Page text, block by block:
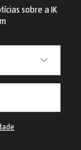
sobre a IK